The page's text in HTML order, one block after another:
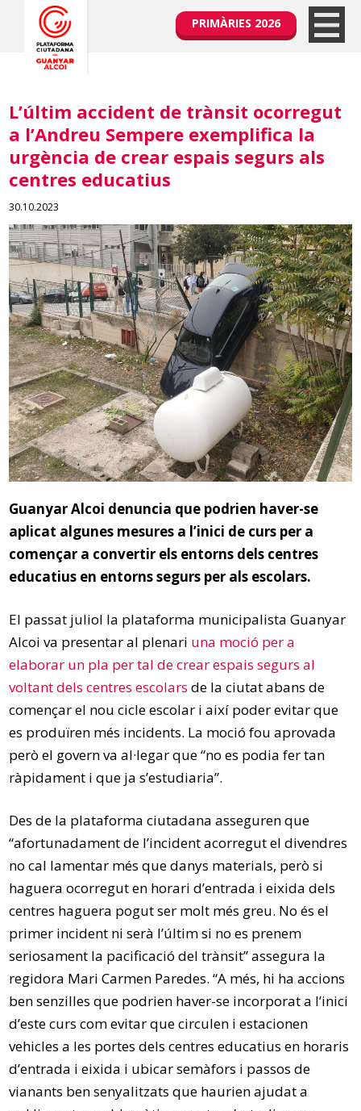
PRIMÀRIES 2026
L’últim accident de trànsit ocorregut
a l’Andreu Sempere exemplifica la
urgència de crear espais segurs als
centres educatius
30.10.2023
Guanyar Alcoi denuncia que podrien haver-se
aplicat algunes mesures a l’inici de curs per a
començar a convertir els entorns dels centres
educatius en entorns segurs per als escolars.
El passat juliol la plataforma municipalista Guanyar
Alcoi va presentar al plenari una moció per a
elaborar un pla per tal de crear espais segurs al
voltant dels centres escolarsde la ciutat abans de
començar el nou cicle escolar i així poder evitar que
es produïren més incidents. La moció fou aprovada
però el govern va al·legar que “no es podia fer tan
ràpidament i que ja s’estudiaria”.
Des de la plataforma ciutadana asseguren que
“afortunadament de l’incident acorregut el divendres
no cal lamentar més que danys materials, però si
haguera ocorregut en horari d’entrada i eixida dels
centres haguera pogut ser molt més greu. No és el
primer incident ni serà l’últim si no es prenem
seriosament la pacificació del trànsit” assegura la
regidora Mari Carmen Paredes. “A més, hi ha accions
ben senzilles que podrien haver-se incorporat a l’inici
d’este curs com evitar que circulen i estacionen
vehicles a les portes dels centres educatius en horaris
d’entrada i eixida i ubicar semàfors i passos de
vianants ben senyalitzats que haurien ajudat a